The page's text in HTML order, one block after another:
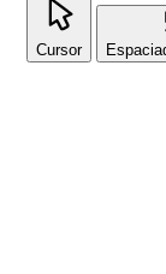
Cursor